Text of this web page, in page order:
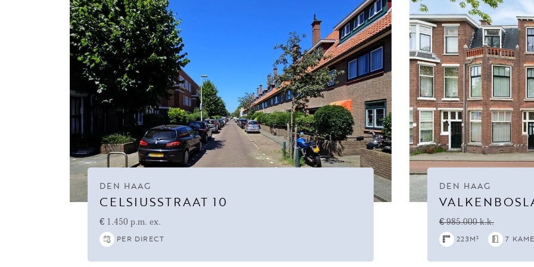
DEN HAAG
CELSIUSSTRAAT 10
€ 1.450 p.m. ex.
PER DIRECT
DEN HAAG
€ 985.000 k.k.
223M² 7